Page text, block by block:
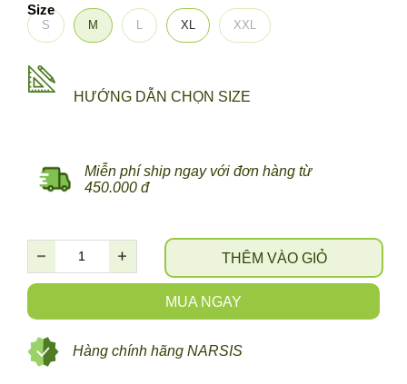
S M L XL XXL
Size
MUA NGAY
THÊM VÀO GIỎ
HƯỚNG DẪN CHỌN SIZE
Miễn phí ship ngay với đơn hàng từ
450.000 đ
Hàng chính hãng NARSIS